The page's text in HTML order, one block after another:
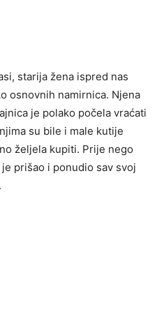
starija žena ispred nas
osnovnih namirnica. Njena
je polako počela vraćati
su bile i male kutije
željela kupiti. Prije nego
prišao i ponudio sav svoj